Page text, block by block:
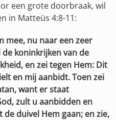
een grote doorbraak, wil
in Matteüs 4:8-11:
mee, nu naar een zeer
koninkrijken van de
en zei tegen Hem: Dit
en mij aanbidt. Toen zei
want er staat
zult u aanbidden en
duivel Hem gaan; en zie,